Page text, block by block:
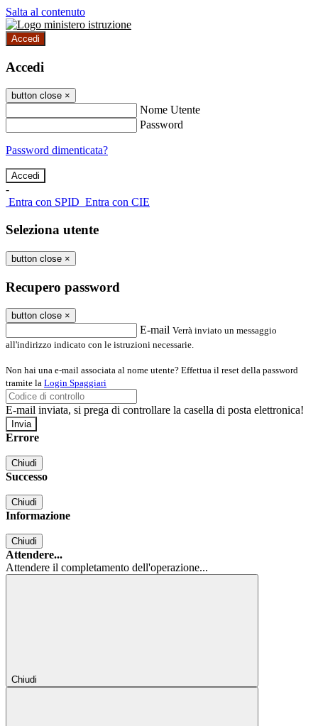
Salta al contenuto
Accedi
Accedi
button close ×
Nome Utente
Password
Password dimenticata?
-
Entra con SPID Entra con CIE
Seleziona utente
button close ×
Recupero password
button close ×
E-mail Verrà inviato un messaggio
all'indirizzo indicato con le istruzioni necessarie.
Non hai una e-mail associata al nome utente? Effettua il reset della password
tramite la Login Spaggiari
E-mail inviata, si prega di controllare la casella di posta elettronica!
Errore
Chiudi
Successo
Chiudi
Informazione
Chiudi
Attendere...
Attendere il completamento dell'operazione...
Chiudi